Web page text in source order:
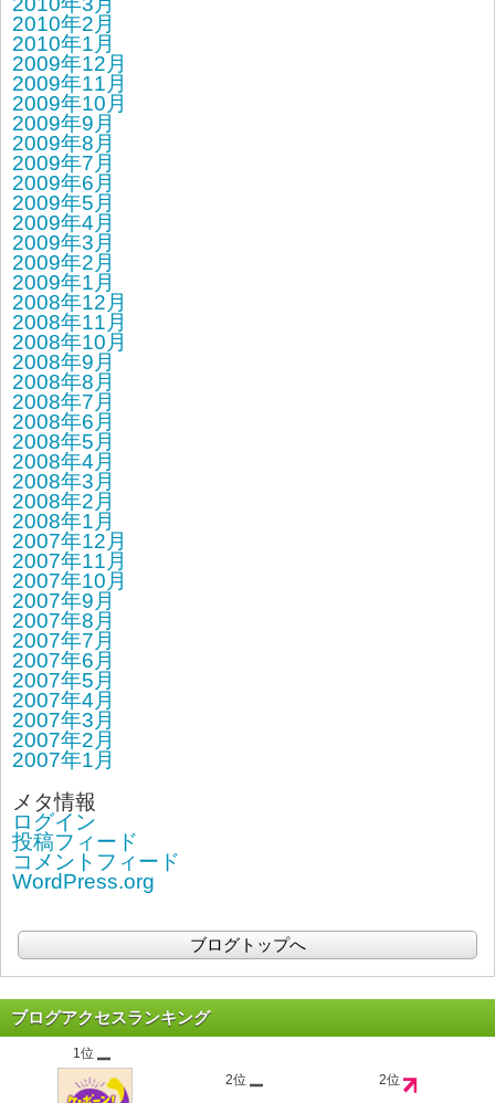
2010年2月
2010年1月
2009年12月
2009年11月
2009年10月
2009年9月
2009年8月
2009年7月
2009年6月
2009年5月
2009年4月
2009年3月
2009年2月
2009年1月
2008年12月
2008年11月
2008年10月
2008年9月
2008年8月
2008年7月
2008年6月
2008年5月
2008年4月
2008年3月
2008年2月
2008年1月
2007年12月
2007年11月
2007年10月
2007年9月
2007年8月
2007年7月
2007年6月
2007年5月
2007年4月
2007年3月
2007年2月
2007年1月
メタ情報
ログイン
投稿フィード
コメントフィード
WordPress.org
ブログトップへ
ブログアクセスランキング
1位
2位 2位